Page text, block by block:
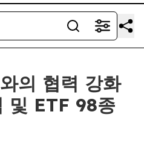
의 협력 강화
및 ETF 98종